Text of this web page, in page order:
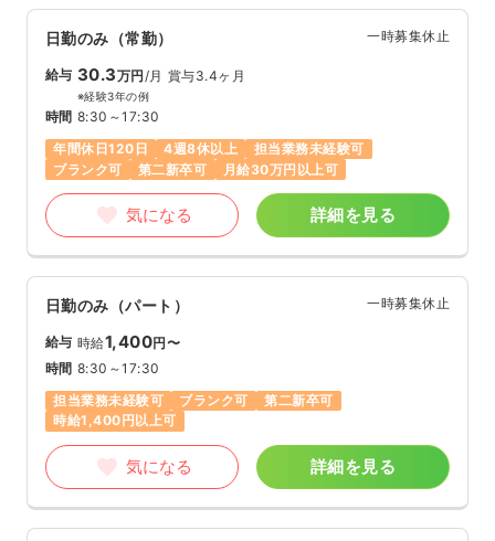
日勤のみ（常勤） 一時募集休止
給与 30.3万円/月 賞与3.4ヶ月
※経験3年の例
時間 8:30～17:30
年間休日120日
4週8休以上
担当業務未経験可
ブランク可
第二新卒可 月給30万円以上可
気になる 詳細を見る
日勤のみ（パート） 一時募集休止
給与 時給1,400円〜
時間 8:30～17:30
担当業務未経験可
ブランク可
第二新卒可
時給1,400円以上可
気になる 詳細を見る